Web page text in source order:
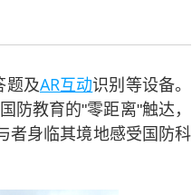
题及AR互动识别等设备。
防教育的"零距离"触达，
者身临其境地感受国防科